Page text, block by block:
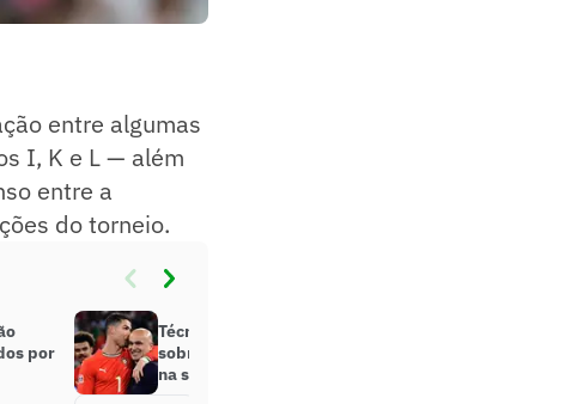
entre algumas
I, K e L — além
entre a
do torneio.
por
Técnico de Portugal abre o jogo
sobre futuro de Cristiano Ronaldo
na seleção